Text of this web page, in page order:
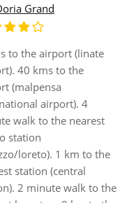
Grand
to the airport (linate
40 kms to the
(malpensa
airport). 4
walk to the nearest
station
loreto). 1 km to the
station (central
2 minute walk to the